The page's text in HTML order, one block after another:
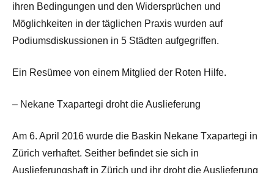
ihren Bedingungen und den Widersprüchen und
Möglichkeiten in der täglichen Praxis wurden auf
Podiumsdiskussionen in 5 Städten aufgegriffen.
Ein Resümee von einem Mitglied der Roten Hilfe.
– Nekane Txapartegi droht die Auslieferung
Am 6. April 2016 wurde die Baskin Nekane Txapartegi in
Zürich verhaftet. Seither befindet sie sich in
Auslieferungshaft in Zürich und ihr droht die Auslieferung